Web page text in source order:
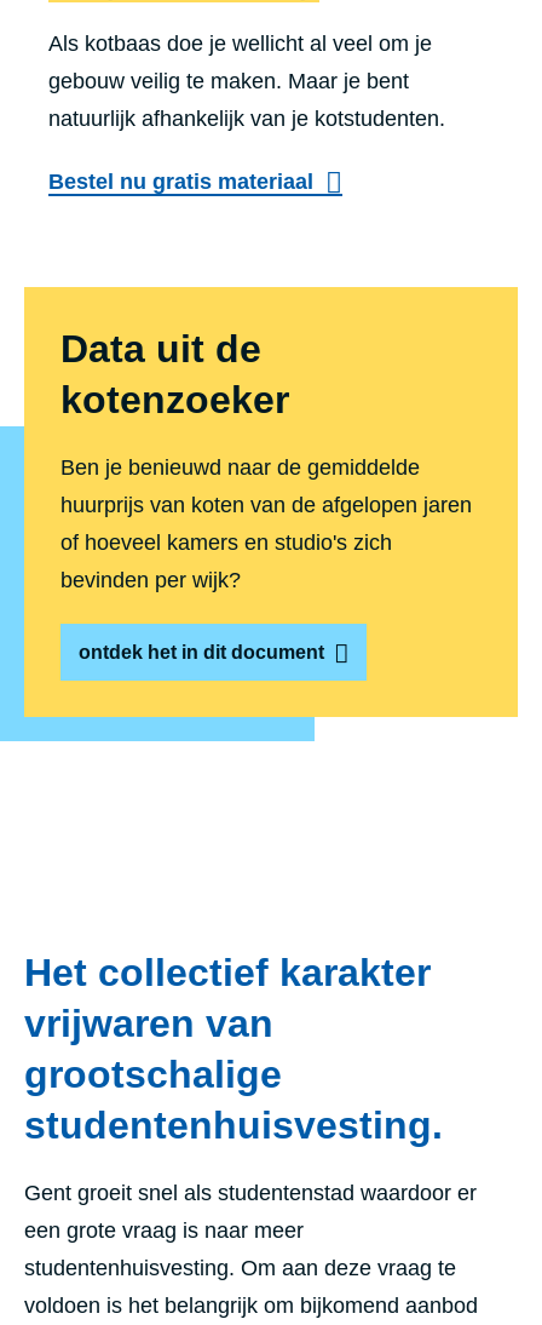
Als kotbaas doe je wellicht al veel om je
gebouw veilig te maken. Maar je bent
natuurlijk afhankelijk van je kotstudenten.
Bestel nu gratis materiaal
Data uit de
kotenzoeker
Ben je benieuwd naar de gemiddelde
huurprijs van koten van de afgelopen jaren
of hoeveel kamers en studio's zich
bevinden per wijk?
ontdek het in dit document
Het collectief karakter
vrijwaren van
grootschalige
studentenhuisvesting.
Gent groeit snel als studentenstad waardoor er
een grote vraag is naar meer
studentenhuisvesting. Om aan deze vraag te
voldoen is het belangrijk om bijkomend aanbod